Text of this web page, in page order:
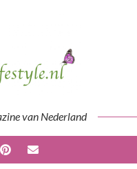
van Nederland